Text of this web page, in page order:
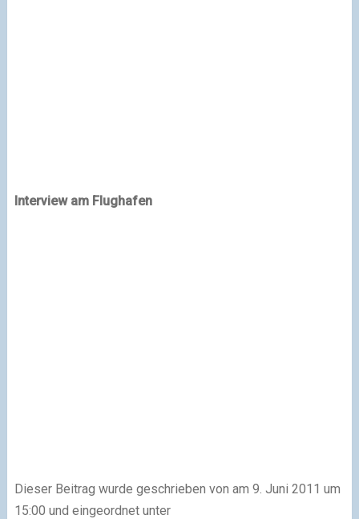
Interview am Flughafen
Dieser Beitrag wurde geschrieben von am 9. Juni 2011 um
15:00 und eingeordnet unter